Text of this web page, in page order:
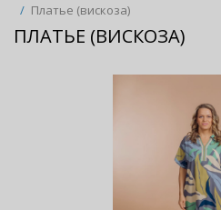
/ Платье (вискоза)
ПЛАТЬЕ (ВИСКОЗА)